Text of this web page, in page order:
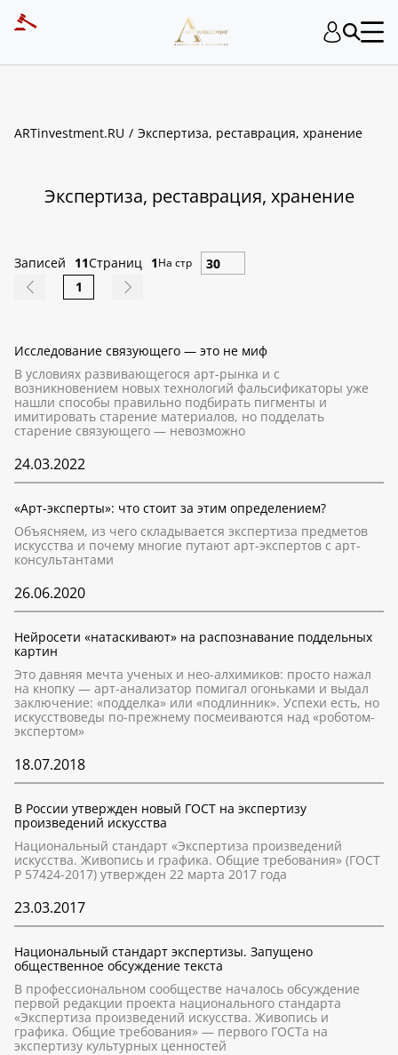
ARTinvestment.RU Экспертиза, реставрация, хранение
Экспертиза, реставрация, хранение
Записей 11Страниц 1На стр
1
Исследование связующего — это не миф
В условиях развивающегося арт-рынка и с
возникновением новых технологий фальсификаторы уже
нашли способы правильно подбирать пигменты и
имитировать старение материалов, но подделать
старение связующего — невозможно
24.03.2022
«Арт-эксперты»: что стоит за этим определением?
Объясняем, из чего складывается экспертиза предметов
искусства и почему многие путают арт-экспертов с арт-
консультантами
26.06.2020
Нейросети «натаскивают» на распознавание поддельных
картин
Это давняя мечта ученых и нео-алхимиков: просто нажал
на кнопку — арт-анализатор помигал огоньками и выдал
заключение: «подделка» или «подлинник». Успехи есть, но
искусствоведы по-прежнему посмеиваются над «роботом-
экспертом»
18.07.2018
В России утвержден новый ГОСТ на экспертизу
произведений искусства
Национальный стандарт «Экспертиза произведений
искусства. Живопись и графика. Общие требования» (ГОСТ
Р 57424-2017) утвержден 22 марта 2017 года
23.03.2017
Национальный стандарт экспертизы. Запущено
общественное обсуждение текста
В профессиональном сообществе началось обсуждение
первой редакции проекта национального стандарта
«Экспертиза произведений искусства. Живопись и
графика. Общие требования» — первого ГОСТа на
экспертизу культурных ценностей